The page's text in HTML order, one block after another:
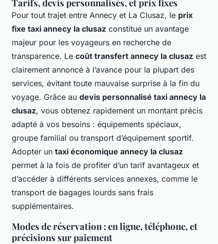
Tarifs, devis personnalisés, et prix fixes
Pour tout trajet entre Annecy et La Clusaz, le prix
fixe taxi annecy la clusaz constitue un avantage
majeur pour les voyageurs en recherche de
transparence. Le coût transfert annecy la clusaz est
clairement annoncé à l’avance pour la plupart des
services, évitant toute mauvaise surprise à la fin du
voyage. Grâce au devis personnalisé taxi annecy la
clusaz, vous obtenez rapidement un montant précis
adapté à vos besoins : équipements spéciaux,
groupe familial ou transport d’équipement sportif.
Adopter un taxi économique annecy la clusaz
permet à la fois de profiter d’un tarif avantageux et
d’accéder à différents services annexes, comme le
transport de bagages lourds sans frais
supplémentaires.
Modes de réservation : en ligne, téléphone, et
précisions sur paiement